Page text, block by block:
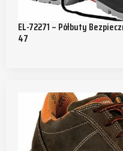
EL-72271 – Półbuty
47